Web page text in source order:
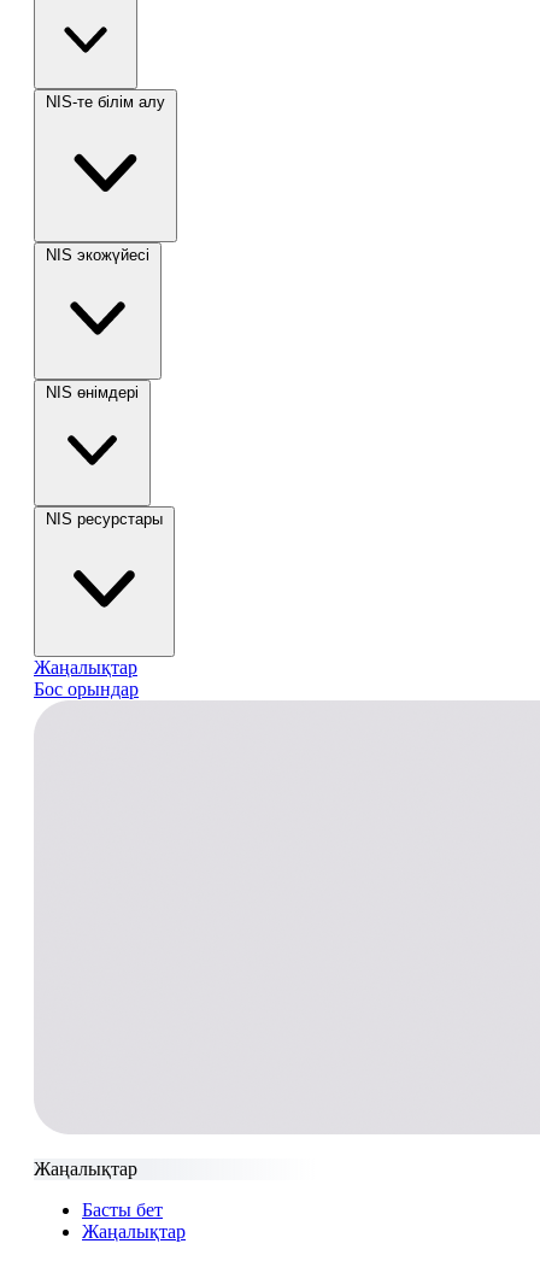
NIS-те білім алу
NIS экожүйесі
NIS өнімдері
NIS ресурстары
Жаңалықтар
Бос орындар
Жаңалықтар
Басты бет
Жаңалықтар